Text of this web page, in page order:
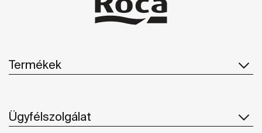
Termékek
Ügyfélszolgálat